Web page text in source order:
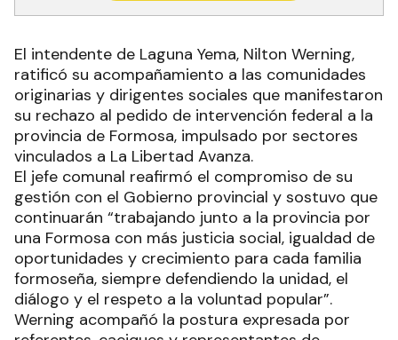
El intendente de Laguna Yema, Nilton Werning,
ratificó su acompañamiento a las comunidades
originarias y dirigentes sociales que manifestaron
su rechazo al pedido de intervención federal a la
provincia de Formosa, impulsado por sectores
vinculados a La Libertad Avanza.
El jefe comunal reafirmó el compromiso de su
gestión con el Gobierno provincial y sostuvo que
continuarán “trabajando junto a la provincia por
una Formosa con más justicia social, igualdad de
oportunidades y crecimiento para cada familia
formoseña, siempre defendiendo la unidad, el
diálogo y el respeto a la voluntad popular”.
Werning acompañó la postura expresada por